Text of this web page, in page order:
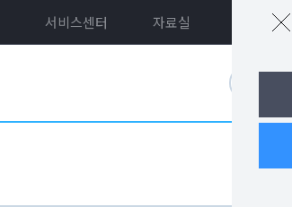
서비스센터 자료실 던파ON로그인